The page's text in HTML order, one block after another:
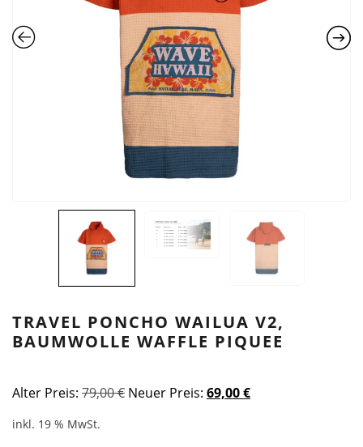
TRAVEL PONCHO WAILUA V2,
BAUMWOLLE WAFFLE PIQUEE
Alter Preis: 79,00€ Ursprünglicher
Neuer Preis: 69,00€Aktueller
inkl. 19 % MwSt.